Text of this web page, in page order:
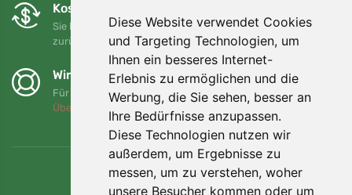
Diese Website verwendet Cookies
und Targeting Technologien, um
Ihnen ein besseres Internet-
Erlebnis zu ermöglichen und die
Werbung, die Sie sehen, besser an
Ihre Bedürfnisse anzupassen.
Diese Technologien nutzen wir
außerdem, um Ergebnisse zu
messen, um zu verstehen, woher
unsere Besucher kommen oder um
Kostenloser Umtausch und Rückgabe
Sie können Ihre Bestellung jederzeit innerhalb von 90 Tagen
zurückgeben oder umtauschen.
Wir unterstützen Trees.org
Für jede Bestellung pflanzen wir einen Baum! Mehr lesen
Über uns